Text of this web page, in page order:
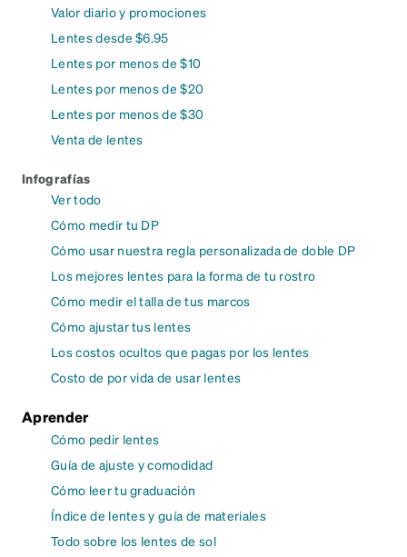
Valor diario y promociones
Lentes desde $6.95
Lentes por menos de $10
Lentes por menos de $20
Lentes por menos de $30
Venta de lentes
Infografías
Ver todo
Cómo medir tu DP
Cómo usar nuestra regla personalizada de doble DP
Los mejores lentes para la forma de tu rostro
Cómo medir el talla de tus marcos
Cómo ajustar tus lentes
Los costos ocultos que pagas por los lentes
Costo de por vida de usar lentes
Aprender
Cómo pedir lentes
Guía de ajuste y comodidad
Cómo leer tu graduación
Índice de lentes y guía de materiales
Todo sobre los lentes de sol